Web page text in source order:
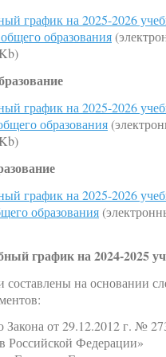
график на 2025-2026
образования
график на 2025-2026
образования
график на 2025-2026
образования
график на 2024-2025
составлены на основании
Закона от 29.12.2012 г. №
Российской Федерации»